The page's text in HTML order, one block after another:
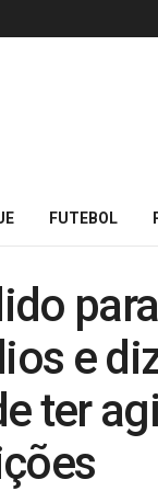
FUTEBOL
e
ter